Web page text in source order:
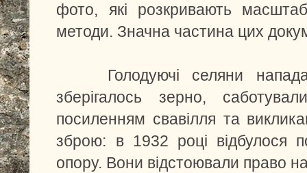
фото, які розкривають
методи. Значна частина цих
Голодуючі селяни
зберігалось зерно,
посиленням свавілля та
зброю: в 1932 році відбулося
опору. Вони відстоювали право